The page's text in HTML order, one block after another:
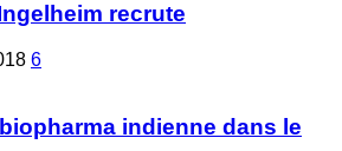
recrute
6
indienne dans le